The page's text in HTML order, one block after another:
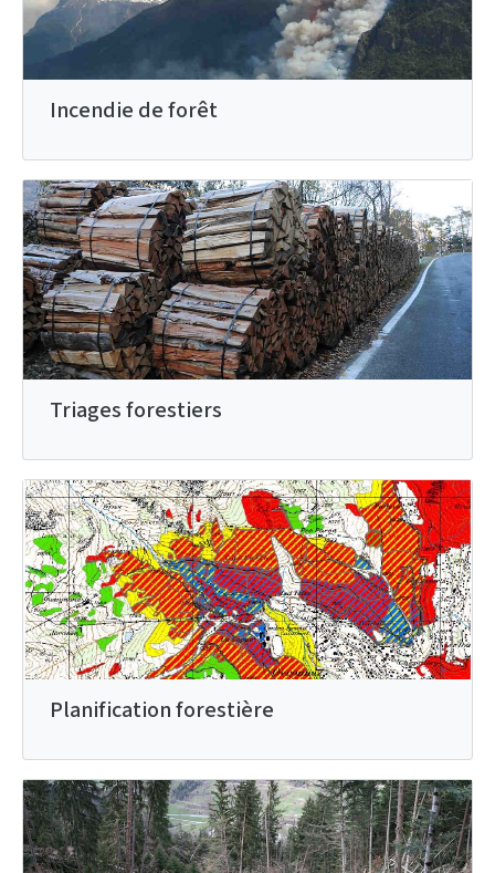
Incendie de forêt
Triages forestiers
Planification forestière